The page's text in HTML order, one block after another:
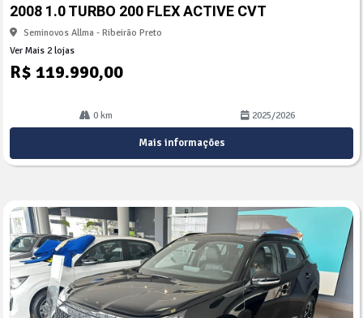
lhe
2008 1.0 TURBO 200 FLEX ACTIVE CVT
Seminovos Allma - Ribeirão Preto
Ver Mais 2 lojas
R$ 119.990,00
0 km 2025/2026
Mais informações